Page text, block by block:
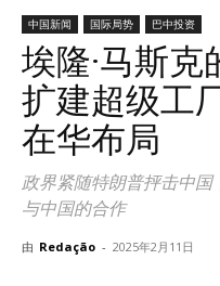
中国新闻 国际局势 巴中投资
埃隆·马斯
扩建超级工
在华布局
政界紧随特朗普抨击中
与中国的合作
由 Redação - 2025年2月11日